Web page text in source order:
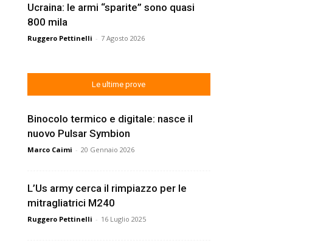
Ucraina: le armi “sparite” sono quasi
800 mila
Ruggero Pettinelli - 7 Agosto 2026
Le ultime prove
Binocolo termico e digitale: nasce il
nuovo Pulsar Symbion
Marco Caimi - 20 Gennaio 2026
L’Us army cerca il rimpiazzo per le
mitragliatrici M240
Ruggero Pettinelli - 16 Luglio 2025